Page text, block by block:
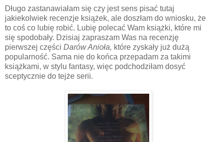
Długo zastanawiałam się czy jest sens pisać tutaj
jakiekolwiek recenzje książek, ale doszłam do wniosku, że
to coś co lubię robić. Lubię polecać Wam książki, które mi
się spodobały. Dzisiaj zapraszam Was na recenzję
pierwszej części Darów Anioła, które zyskały już dużą
popularność. Sama nie do końca przepadam za takimi
książkami, w stylu fantasy, więc podchodziłam dosyć
sceptycznie do tejże serii.